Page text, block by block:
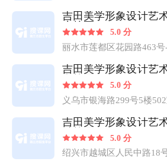
吉田美学形象设计艺
水校区）
5.0 分
丽水市莲都区花园路463号
吉田美学形象设计艺
乌校区）
5.0 分
义乌市银海路299号5楼
吉田美学形象设计艺
城校区）
5.0 分
绍兴市越城区人民中路18